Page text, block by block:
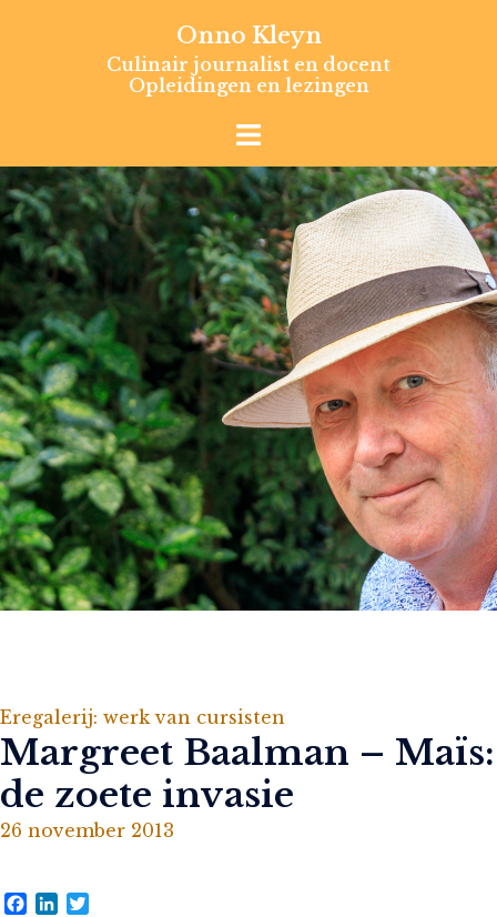
Onno Kleyn
Culinair journalist en docent
Opleidingen en lezingen
Eregalerij: werk van cursisten
Margreet Baalman – Maïs:
de zoete invasie
26 november 2013
Facebook
LinkedIn